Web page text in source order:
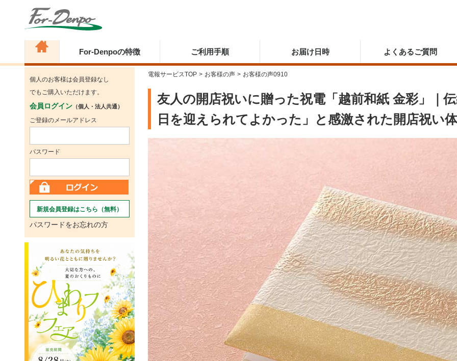
For-Denpoの特徴 ご利用手順 お届け日時 よくあるご質問
個人のお客様は会員登録なし
でもご購入いただけます。
会員ログイン （個人・法人共通）
ご登録のメールアドレス
パスワード
新規会員登録はこちら（無料）
パスワードをお忘れの方
電報サービスTOP > お客様の声 > お客様の声0910
友人の開店祝いに贈った祝電「越前和紙 金彩」｜
日を迎えられてよかった」と感激された開店祝い